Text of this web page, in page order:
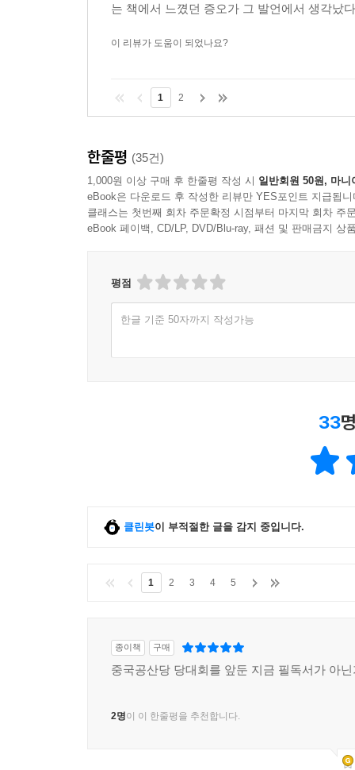
그는 여타 중국 지도자들과 다르게 마오쩌둥
세계경제와의 접점을 통해서 경제적으로 얼마나
부문과 시장경제 영역의 급속한 발전을 낳았으
수밖에 없었다. 이때 중국의 권위주의적인 공산
그런데 2008년 글로벌 금융위기와 2012년 보시라
(政變)’은, 시진핑이 집권 후 수백만 명을 숙청
등극할 수 있었다. 요컨대 시진핑의 내면에 간직
‘서양은 몰락하고 중국이 떠오른다’는 동승서강(
그런데 저자는 여기서 묻는다. 최근 들어 한국인
아니라 자신감보다 더욱 절박한 심리적 요인이
어쩌면 중국 내부에서 ‘시간에 쫓기고 있다’는
전에 현재 움켜쥘 수 있는 것을 확보하려 들어 ‘
첫머리에 브렌즈와 베클리 교수의 글을 인용하
그중에서도 저자는 중국의 농촌에 가장 먼저 주
‘모든 문제들의 중심에 있는 문제’라 할 만하다.
있는 후커우 제도의 폐해가 얼마나 심각한지를 폭
저자는 “단언컨대 시진핑 정권이 농촌 문제를 해
는 책에서 느꼈던 증오가 그 발언에서 생각났
이 리뷰가 도움이 되었나요?
1 2
한줄평 (35건)
1,000원 이상 구매 후 한줄평 작성 시 일반회원 50원, 마니
eBook은 다운로드 후 작성한 리뷰만 YES포인트 지급됩니
클래스는 첫번째 회차 주문확정 시점부터 마지막 회차 주
eBook 페이백, CD/LP, DVD/Blu-ray, 패션 및 판매금지 상
평점
한글 기준 50자까지 작성가능
33
클린봇이 부적절한 글을 감지 중입니다.
1 2 3 4 5
종이책 구매
중국공산당 당대회를 앞둔 지금 필독서가 아
2명이 이 한줄평을 추천합니다.